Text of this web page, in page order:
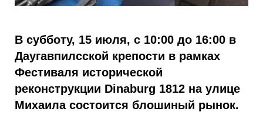
В субботу, 15 июля, с 10:00 до 16:00 в
Даугавпилсской крепости в рамках
Фестиваля исторической
реконструкции Dinaburg 1812 на улице
Михаила состоится блошиный рынок.